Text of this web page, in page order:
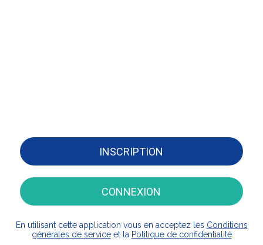
INSCRIPTION
CONNEXION
En utilisant cette application vous en acceptez les Conditions
générales de serviceet la Politique de confidentialité